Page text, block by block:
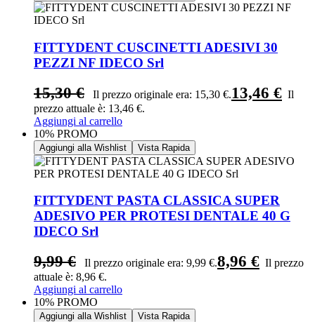
FITTYDENT CUSCINETTI ADESIVI 30
PEZZI NF IDECO Srl
15,30€ Il prezzo originale era: 15,30 €.13,46 € Il
prezzo attuale è: 13,46 €.
Aggiungi al carrello
10% PROMO
Aggiungi alla Wishlist Vista Rapida
FITTYDENT PASTA CLASSICA SUPER
ADESIVO PER PROTESI DENTALE 40 G
IDECO Srl
9,99€ Il prezzo originale era: 9,99 €.8,96 € Il prezzo
attuale è: 8,96 €.
Aggiungi al carrello
10% PROMO
Aggiungi alla Wishlist Vista Rapida